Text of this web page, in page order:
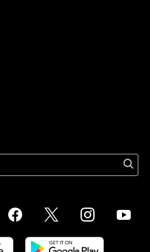
Prodávejte na Snapchatu
Prodávejte na YouTube